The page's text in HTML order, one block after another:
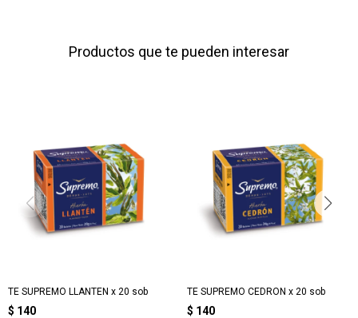
Productos que te pueden interesar
TE SUPREMO LLANTEN x 20 sob
$ 140
TE SUPREMO CEDRON x 20 sob
$ 140